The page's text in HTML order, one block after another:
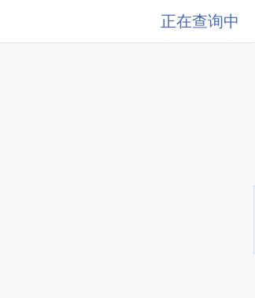
正在查询中